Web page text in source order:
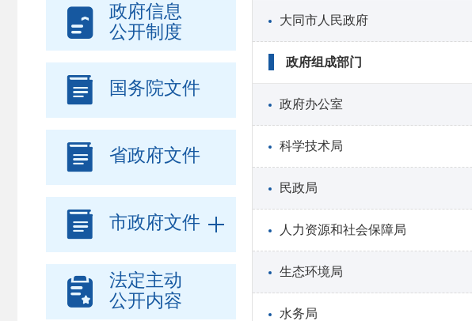

政府信息
公开制度
 国务院文件
 省政府文件
 市政府文件

法定主动
公开内容
大同市人民政府
政府组成部门
政府办公室
科学技术局
民政局
人力资源和社会保障局
生态环境局
水务局